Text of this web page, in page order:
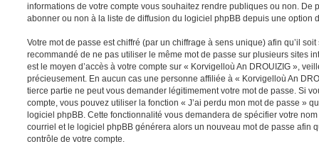
informations de votre compte vous souhaitez rendre publiques ou non. De
abonner ou non à la liste de diffusion du logiciel phpBB depuis une option
Votre mot de passe est chiffré (par un chiffrage à sens unique) afin qu’il
recommandé de ne pas utiliser le même mot de passe sur plusieurs sites
est le moyen d’accès à votre compte sur « Korvigelloù An DROUIZIG »,
précieusement. En aucun cas une personne affiliée à « Korvigelloù An
tierce partie ne peut vous demander légitimement votre mot de passe. Si
compte, vous pouvez utiliser la fonction « J’ai perdu mon mot de passe »
logiciel phpBB. Cette fonctionnalité vous demandera de spécifier votre
courriel et le logiciel phpBB générera alors un nouveau mot de passe afin
contrôle de votre compte.